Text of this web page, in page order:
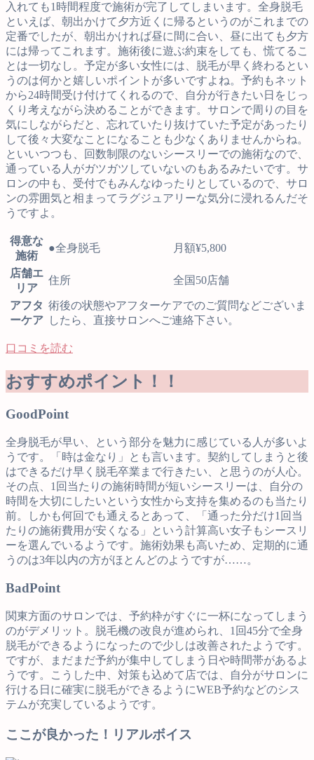
入れても1時間程度で施術が完了してしまいます。全身脱毛
といえば、朝出かけて夕方近くに帰るというのがこれまでの
定番でしたが、朝出かければ昼に間に合い、昼に出ても夕方
には帰ってこれます。施術後に遊ぶ約束をしても、慌てるこ
とは一切なし。予定が多い女性には、脱毛が早く終わるとい
うのは何かと嬉しいポイントが多いですよね。予約もネット
から24時間受け付けてくれるので、自分が行きたい日をじっ
くり考えながら決めることができます。サロンで周りの目を
気にしながらだと、忘れていたり抜けていた予定があったり
して後々大変なことになることも少なくありませんからね。
といいつつも、回数制限のないシースリーでの施術なので、
通っている人がガツガツしていないのもあるみたいです。サ
ロンの中も、受付でもみんなゆったりとしているので、サロ
ンの雰囲気と相まってラグジュアリーな気分に浸れるんだそ
うですよ。
得意な
施術
●全身脱毛 月額¥5,800
店舗エ
リア
住所 全国50店舗
アフタ
ーケア
術後の状態やアフターケアでのご質問などございま
したら、直接サロンへご連絡下さい。
口コミを読む
おすすめポイント！！
GoodPoint
全身脱毛が早い、という部分を魅力に感じている人が多いよ
うです。「時は金なり」とも言います。契約してしまうと後
はできるだけ早く脱毛卒業まで行きたい、と思うのが人心。
その点、1回当たりの施術時間が短いシースリーは、自分の
時間を大切にしたいという女性から支持を集めるのも当たり
前。しかも何回でも通えるとあって、「通った分だけ1回当
たりの施術費用が安くなる」という計算高い女子もシースリ
ーを選んでいるようです。施術効果も高いため、定期的に通
うのは3年以内の方がほとんどのようですが……。
BadPoint
関東方面のサロンでは、予約枠がすぐに一杯になってしまう
のがデメリット。脱毛機の改良が進められ、1回45分で全身
脱毛ができるようになったので少しは改善されたようです。
ですが、まだまだ予約が集中してしまう日や時間帯があるよ
うです。こうした中、対策も込めて店では、自分がサロンに
行ける日に確実に脱毛ができるようにWEB予約などのシス
テムが充実しているようです。
ここが良かった！リアルボイス